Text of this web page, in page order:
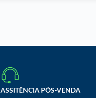
ASSITÊNCIA PÓS-VENDA